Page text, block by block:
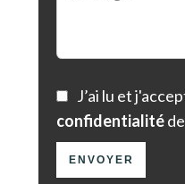
J’ai lu et
confidentialité
ENVOYER